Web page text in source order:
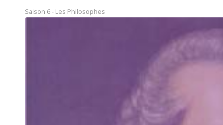
Saison 6 - Les Philosophes